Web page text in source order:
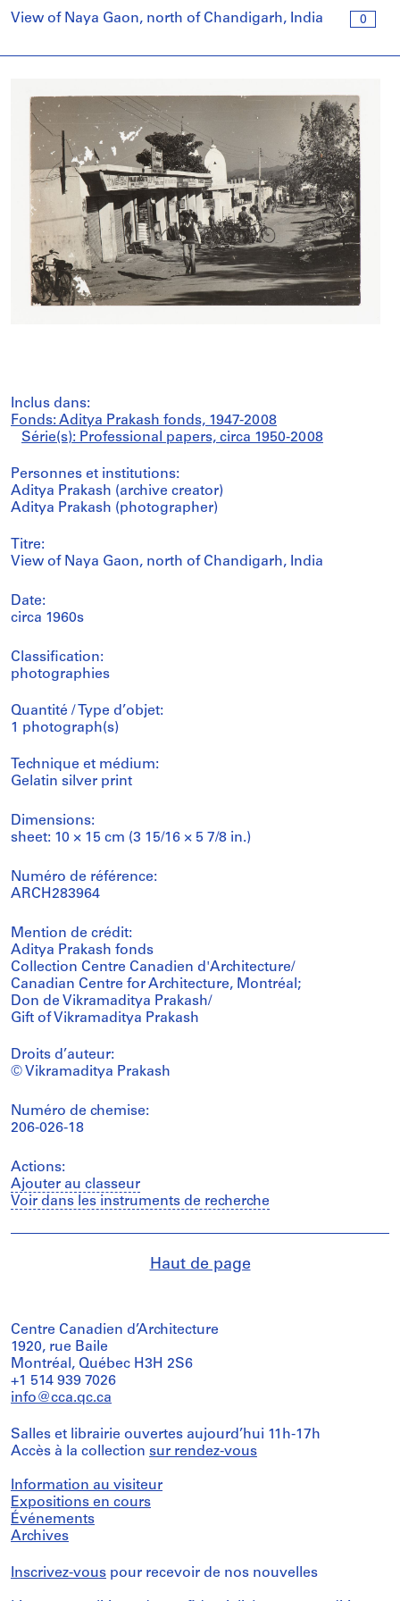
0
View of Naya Gaon, north of Chandigarh, India
Inclus dans:
Fonds: Aditya Prakash fonds, 1947-2008
Série(s): Professional papers, circa 1950-2008
Personnes et institutions:
Aditya Prakash (archive creator)
Aditya Prakash (photographer)
Titre:
View of Naya Gaon, north of Chandigarh, India
Date:
circa 1960s
Classification:
photographies
Quantité / Type d’objet:
1 photograph(s)
Technique et médium:
Gelatin silver print
Dimensions:
sheet: 10 × 15 cm (3 15/16 × 5 7/8 in.)
Numéro de référence:
ARCH283964
Mention de crédit:
Aditya Prakash fonds
Collection Centre Canadien d'Architecture/
Canadian Centre for Architecture, Montréal;
Don de Vikramaditya Prakash/
Gift of Vikramaditya Prakash
Droits d’auteur:
© Vikramaditya Prakash
Numéro de chemise:
206-026-18
Actions:
Ajouter au classeur
Voir dans les instruments de recherche
Haut de page
Centre Canadien d’Architecture
1920, rue Baile
Montréal, Québec H3H 2S6
+1 514 939 7026
info@cca.qc.ca
Salles et librairie ouvertes aujourd’hui 11h-17h
Accès à la collection sur rendez-vous
Information au visiteur
Expositions en cours
Événements
Archives
Inscrivez-vous pour recevoir de nos nouvelles